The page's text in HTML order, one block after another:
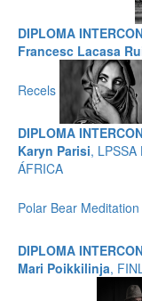
DIPLOMA
Francesc Lacasa
Recels
DIPLOMA
Karyn Parisi, LPSSA
ÁFRICA
Polar Bear Meditation
DIPLOMA
Mari Poikkilinja,